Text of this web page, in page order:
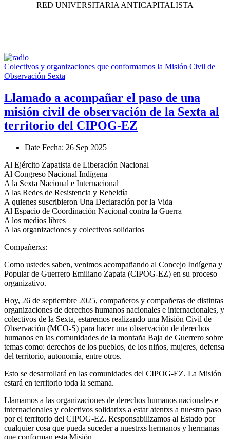
RED UNIVERSITARIA ANTICAPITALISTA
Colectivos y organizaciones que conformamos la Misión Civil de
Observación Sexta
Llamado a acompañar el paso de una
misión civil de observación de la Sexta al
territorio del CIPOG-EZ
Date Fecha: 26 Sep 2025
Al Ejército Zapatista de Liberación Nacional
Al Congreso Nacional Indígena
A la Sexta Nacional e Internacional
A las Redes de Resistencia y Rebeldía
A quienes suscribieron Una Declaración por la Vida
Al Espacio de Coordinación Nacional contra la Guerra
A los medios libres
A las organizaciones y colectivos solidarios
Compañerxs:
Como ustedes saben, venimos acompañando al Concejo Indígena y
Popular de Guerrero Emiliano Zapata (CIPOG-EZ) en su proceso
organizativo.
Hoy, 26 de septiembre 2025, compañeros y compañeras de distintas
organizaciones de derechos humanos nacionales e internacionales, y
colectivos de la Sexta, estaremos realizando una Misión Civil de
Observación (MCO-S) para hacer una observación de derechos
humanos en las comunidades de la montaña Baja de Guerrero sobre
temas como: derechos de los pueblos, de los niños, mujeres, defensa
del territorio, autonomía, entre otros.
Esto se desarrollará en las comunidades del CIPOG-EZ. La Misión
estará en territorio toda la semana.
Llamamos a las organizaciones de derechos humanos nacionales e
internacionales y colectivos solidarixs a estar atentxs a nuestro paso
por el territorio del CIPOG-EZ. Responsabilizamos al Estado por
cualquier cosa que pueda suceder a nuestrxs hermanos y hermanas
que conforman esta Misión.